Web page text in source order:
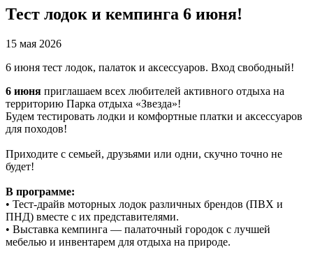
Тест лодок и кемпинга 6 июня!
15 мая 2026
6 июня тест лодок, палаток и аксессуаров. Вход свободный!
6 июня приглашаем всех любителей активного отдыха на
территорию Парка отдыха «Звезда»!
Будем тестировать лодки и комфортные платки и аксессуаров
для походов!
Приходите с семьей, друзьями или одни, скучно точно не
будет!
В программе:
• Тест-драйв моторных лодок различных брендов (ПВХ и
ПНД) вместе с их представителями.
• Выставка кемпинга — палаточный городок с лучшей
мебелью и инвентарем для отдыха на природе.